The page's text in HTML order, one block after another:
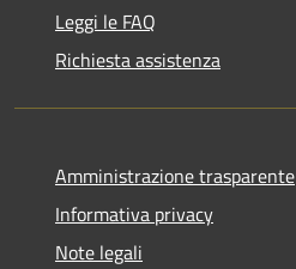
Leggi le FAQ
Richiesta assistenza
Amministrazione trasparente
Informativa privacy
Note legali